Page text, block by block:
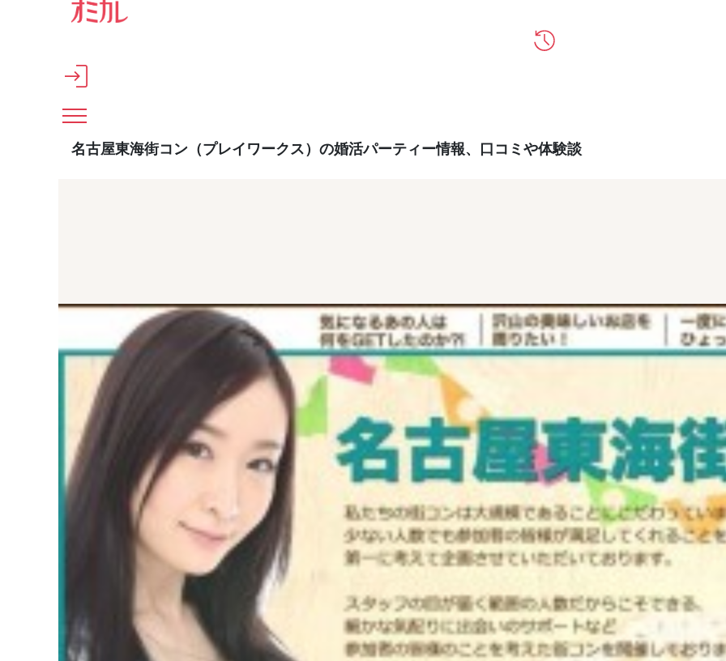
メインコンテンツへスキップ
名古屋東海街コン（プレイワークス）の婚活パーティー情報、口コミや体験談